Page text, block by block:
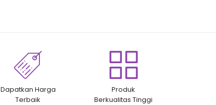
Dapatkan Harga
Terbaik
Produk
Berkualitas Tinggi